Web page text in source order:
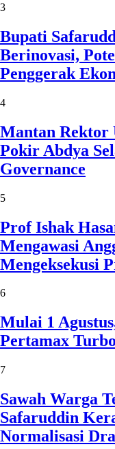
3
Bupati
Berinovasi,
Penggerak
4
Mantan Rektor
Pokir Abdya
Governance
5
Prof Ishak
Mengawasi
Mengeksekusi
6
Mulai 1
Pertamax
7
Sawah Warga
Safaruddin
Normalisasi